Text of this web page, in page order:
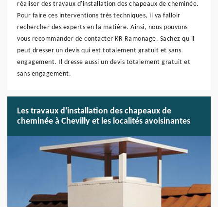
réaliser des travaux d'installation des chapeaux de cheminée.
Pour faire ces interventions très techniques, il va falloir
rechercher des experts en la matière. Ainsi, nous pouvons
vous recommander de contacter KR Ramonage. Sachez qu'il
peut dresser un devis qui est totalement gratuit et sans
engagement. Il dresse aussi un devis totalement gratuit et
sans engagement.
Les travaux d'installation des chapeaux de
cheminée à Chevilly et les localités avoisinantes